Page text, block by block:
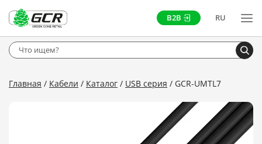
B2B RU
Главная Кабели Каталог USB серия GCR-UMTL7